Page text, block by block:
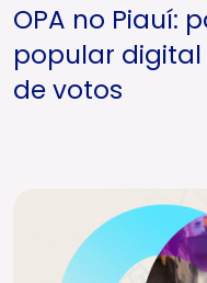
OPA no Piauí:
popular
de votos